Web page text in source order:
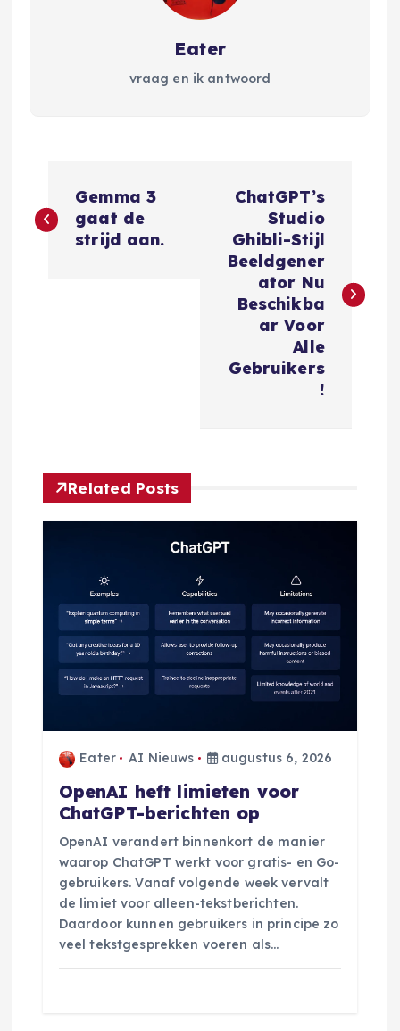
Eater
vraag en ik antwoord
e
n
a
Gemma 3
gaat de
strijd aan.
ChatGPT’s
Studio
Ghibli-Stijl
Beeldgener
ator Nu
Beschikba
ar Voor
Alle
Gebruikers
!
Related Posts
Eater AI Nieuws augustus 6, 2026
OpenAI heft limieten voor
ChatGPT-berichten op
OpenAI verandert binnenkort de manier
waarop ChatGPT werkt voor gratis- en Go-
gebruikers. Vanaf volgende week vervalt
de limiet voor alleen-tekstberichten.
Daardoor kunnen gebruikers in principe zo
veel tekstgesprekken voeren als…